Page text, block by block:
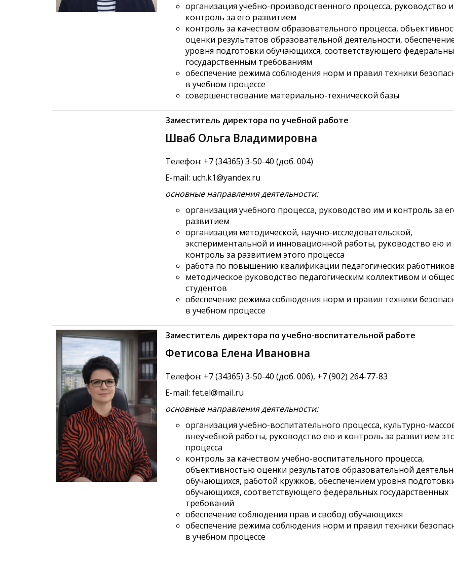
организация учебно-производственного процесса, руководство
контроль за его развитием
контроль за качеством образовательного процесса,
оценки результатов образовательной деятельности,
уровня подготовки обучающихся, соответствующего
государственным требованиям
обеспечение режима соблюдения норм и правил техники
в учебном процессе
совершенствование материально-технической базы
Заместитель директора по учебной работе
Шваб Ольга Владимировна
Телефон: +7 (34365) 3-50-40 (доб. 004)
E-mail: uch.k1@yandex.ru
основные направления деятельности:
организация учебного процесса, руководство им и контроль за
развитием
организация методической, научно-исследовательской,
экспериментальной и инновационной работы, руководство ею и
контроль за развитием этого процесса
работа по повышению квалификации педагогических работников
методическое руководство педагогическим коллективом и
студентов
обеспечение режима соблюдения норм и правил техники
в учебном процессе
Заместитель директора по учебно-воспитательной работе
Фетисова Елена Ивановна
Телефон: +7 (34365) 3-50-40 (доб. 006), +7 (902) 264-77-83
E-mail: fet.el@mail.ru
основные направления деятельности:
организация учебно-воспитательного процесса, культурно-
внеучебной работы, руководство ею и контроль за развитием
процесса
контроль за качеством учебно-воспитательного процесса,
объективностью оценки результатов образовательной
обучающихся, работой кружков, обеспечением уровня
обучающихся, соответствующего федеральных государственных
требований
обеспечение соблюдения прав и свобод обучающихся
обеспечение режима соблюдения норм и правил техники
в учебном процессе